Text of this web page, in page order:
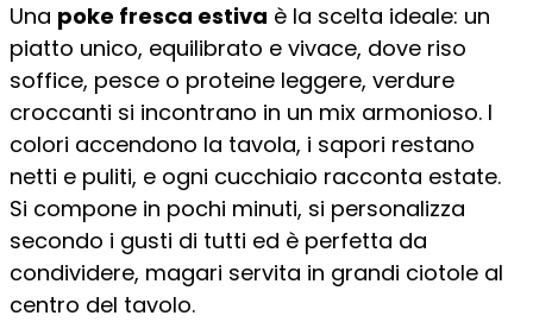
Una poke fresca estiva è la scelta ideale: un
piatto unico, equilibrato e vivace, dove riso
soffice, pesce o proteine leggere, verdure
croccanti si incontrano in un mix armonioso. I
colori accendono la tavola, i sapori restano
netti e puliti, e ogni cucchiaio racconta estate.
Si compone in pochi minuti, si personalizza
secondo i gusti di tutti ed è perfetta da
condividere, magari servita in grandi ciotole al
centro del tavolo.